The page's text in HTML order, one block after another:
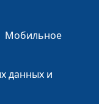
Мобильное
данных и